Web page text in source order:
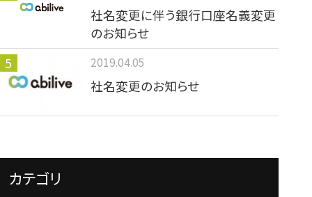
社名変更に伴う銀行口座名義変更
のお知らせ
2019.04.05
社名変更のお知らせ
カテゴリ